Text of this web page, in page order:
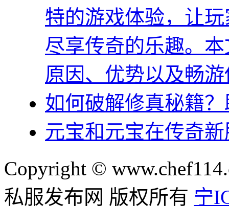
特的游戏体验，让
尽享传奇的乐趣。
原因、优势以及畅
如何破解修真秘籍
元宝和元宝在传奇
Copyright ©
私服发布网 版权所有 宁